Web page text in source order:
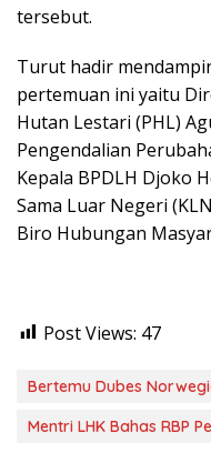
tersebut.
Turut hadir
pertemuan ini yaitu
Hutan Lestari (PHL)
Pengendalian
Kepala BPDLH Djoko
Sama Luar Negeri
Biro Hubungan
Post Views: 47
Bertemu Dubes
Mentri LHK Bahas RBP